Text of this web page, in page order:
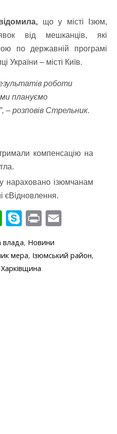
що у місті Ізюм,
від мешканців, які
по державній програмі
України – місті Київ.
роботи
плануємо
– розповів Стрельник.
компенсацію на
нараховано ізюмчанам
єВідновлення.
W
at
s
S
y
p
Pr
t ai
влада, Новини
мера, Ізюмський район,
Харківщина